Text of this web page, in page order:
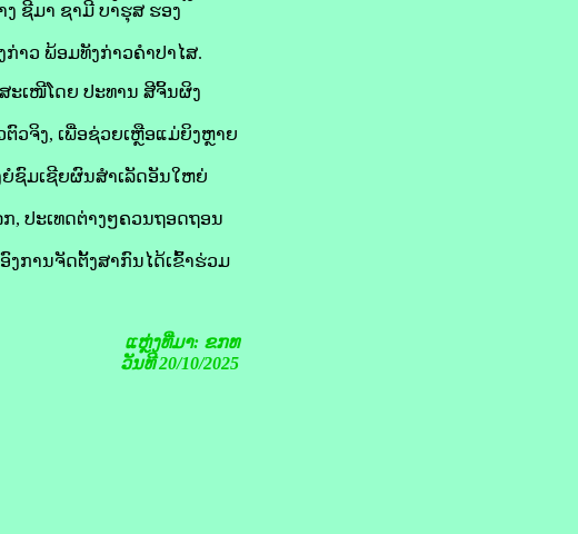
ຊີ​ມາ ຊາ​ມີ ບາ​ຮຸ​​ສ ຮອງ​
າວ ພ້ອມ​ທັງ​ກ່າວ​ຄຳ​ປາ​ໄສ.
ະເໜີ​ໂດຍ ປະທານ ສີ​ຈິ້ນ​ຜິງ
ວ​ຈິງ, ເພື່ອ​ຊ່ວຍເຫຼືອ​ແມ່ຍິງ​ຫຼາຍ​
ຍໍ​ຊົມເຊີຍ​ຜົນສຳເລັດ​ອັນ​ໃຫຍ່​
, ປະເທດ​ຕ່າງໆ​ຄວນ​ຖອດ​ຖອນ​
ງ​ການຈັດຕັ້ງ​ສາກົນ​ໄດ້​ເຂົ້າ​ຮ່ວມ​
ແຫຼ່ງທີ່ມາ: ຂກທ
ວັນທີ 20/10/2025